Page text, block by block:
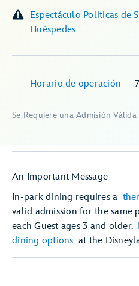
Espectáculo Políticas de Seguridad, Accesibilidad y
Huéspedes
Horario de operación–
Se Requiere una Admisión
An Important Message
In-park dining requires a
valid admission for the same
each Guest ages 3 and older.
dining options at the